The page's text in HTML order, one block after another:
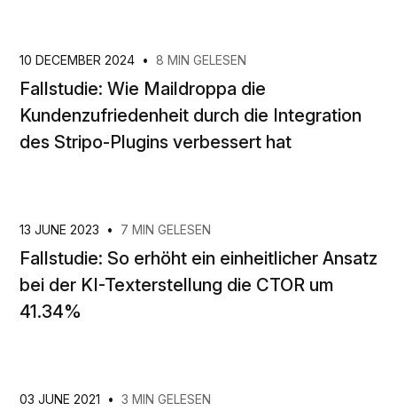
10 DECEMBER 2024 • 8 MIN GELESEN
Fallstudie: Wie Maildroppa die
Kundenzufriedenheit durch die Integration
des Stripo-Plugins verbessert hat
13 JUNE 2023 • 7 MIN GELESEN
Fallstudie: So erhöht ein einheitlicher Ansatz
bei der KI-Texterstellung die CTOR um
41.34%
03 JUNE 2021 • 3 MIN GELESEN